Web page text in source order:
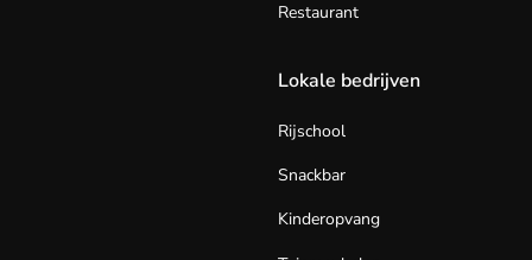
Restaurant
Lokale bedrijven
Rijschool
Snackbar
Kinderopvang